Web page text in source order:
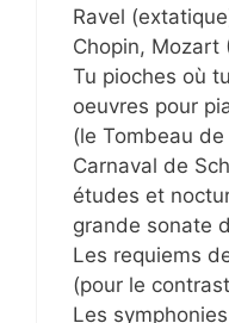
Ravel
Chopin, Mozart
Tu pioches où
oeuvres pour
(le Tombeau
Carnaval de
études et
grande sonate
Les requiems
(pour le
Les